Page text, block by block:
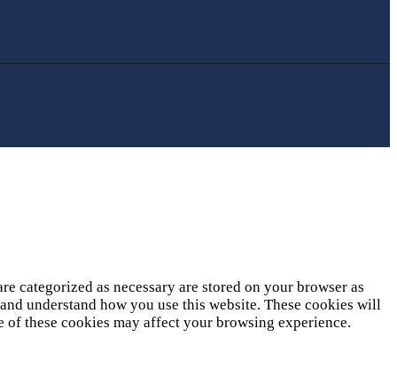
categorized as necessary are stored on your browser as
understand how you use this website. These cookies will
these cookies may affect your browsing experience.